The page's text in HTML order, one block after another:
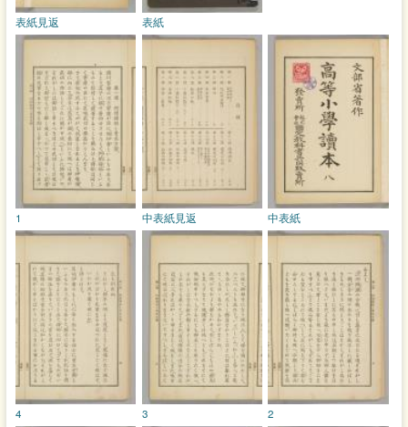
表紙
表紙見返
中表紙
中表紙見返
1
2
3
4